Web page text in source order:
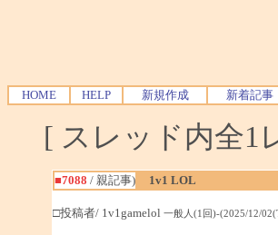
HOME HELP 新規作成 新着記事
[ スレッド内全
■7088 / 親記事) 1v1 LOL
□投稿者/ 1v1gamelol 一般人(1回)-(2025/12/